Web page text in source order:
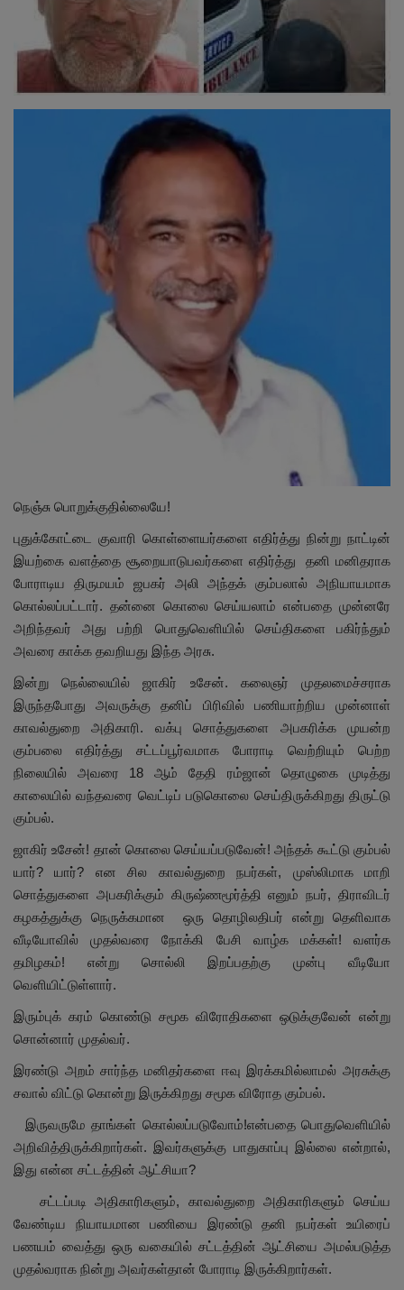
Tamil
நெஞ்சு பொறுக்குதில்லையே!
புதுக்கோட்டை குவாரி கொள்ளையர்களை எதிர்த்து நின்று நாட்டின்
இயற்கை வளத்தை சூறையாடுபவர்களை எதிர்த்து தனி மனிதராக
போராடிய திருமயம் ஜபகர் அலி அந்தக் கும்பலால் அநியாயமாக
கொல்லப்பட்டார். தன்னை கொலை செய்யலாம் என்பதை முன்னரே
அறிந்தவர் அது பற்றி பொதுவெளியில் செய்திகளை பகிர்ந்தும்
அவரை காக்க தவறியது இந்த அரசு.
இன்று நெல்லையில் ஜாகிர் உசேன். கலைஞர் முதலமைச்சராக
இருந்தபோது அவருக்கு தனிப் பிரிவில் பணியாற்றிய முன்னாள்
காவல்துறை அதிகாரி. வக்பு சொத்துகளை அபகரிக்க முயன்ற
கும்பலை எதிர்த்து சட்டப்பூர்வமாக போராடி வெற்றியும் பெற்ற
நிலையில் அவரை 18 ஆம் தேதி ரம்ஜான் தொழுகை முடித்து
காலையில் வந்தவரை வெட்டிப் படுகொலை செய்திருக்கிறது திருட்டு
கும்பல்.
ஜாகிர் உசேன்! தான் கொலை செய்யப்படுவேன்! அந்தக் கூட்டு கும்பல்
யார்? யார்? என சில காவல்துறை நபர்கள், முஸ்லிமாக மாறி
சொத்துகளை அபகரிக்கும் கிருஷ்ணமூர்த்தி எனும் நபர், திராவிடர்
கழகத்துக்கு நெருக்கமான ஒரு தொழிலதிபர் என்று தெளிவாக
வீடியோவில் முதல்வரை நோக்கி பேசி வாழ்க மக்கள்! வளர்க
தமிழகம்! என்று சொல்லி இறப்பதற்கு முன்பு வீடியோ
வெளியிட்டுள்ளார்.
இரும்புக் கரம் கொண்டு சமூக விரோதிகளை ஒடுக்குவேன் என்று
சொன்னார் முதல்வர்.
இரண்டு அறம் சார்ந்த மனிதர்களை ஈவு இரக்கமில்லாமல் அரசுக்கு
சவால் விட்டு கொன்று இருக்கிறது சமூக விரோத கும்பல்.
இருவருமே தாங்கள் கொல்லப்படுவோம்!என்பதை பொதுவெளியில்
அறிவித்திருக்கிறார்கள். இவர்களுக்கு பாதுகாப்பு இல்லை என்றால்,
இது என்ன சட்டத்தின் ஆட்சியா?
சட்டப்படி அதிகாரிகளும், காவல்துறை அதிகாரிகளும் செய்ய
வேண்டிய நியாயமான பணியை இரண்டு தனி நபர்கள் உயிரைப்
பணயம் வைத்து ஒரு வகையில் சட்டத்தின் ஆட்சியை அமல்படுத்த
முதல்வராக நின்று அவர்கள்தான் போராடி இருக்கிறார்கள்.